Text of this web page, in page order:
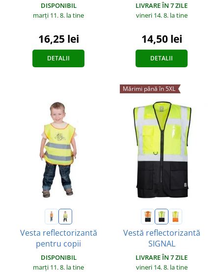
DISPONIBIL
marți 11. 8. la tine
16,25 lei
DETALII
LIVRARE ÎN 7 ZILE
vineri 14. 8. la tine
14,50 lei
DETALII
Vesta reflectorizantă
pentru copii
DISPONIBIL
marți 11. 8. la tine
Mărimi până în 5XL
Vestă reflectorizantă
SIGNAL
LIVRARE ÎN 7 ZILE
vineri 14. 8. la tine